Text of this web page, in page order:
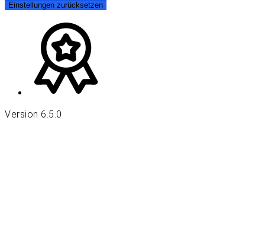
Einstellungen zurücksetzen
Version 6.5.0